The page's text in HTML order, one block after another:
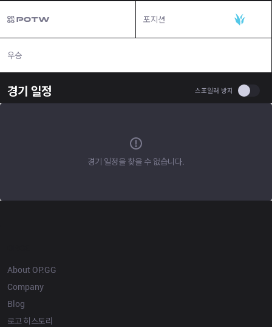
포지션
우승
경기 일정 스포일러 방지 Use
경기 일정을 찾을 수 없습니다.
About OP.GG
Company
Blog
로고 히스토리